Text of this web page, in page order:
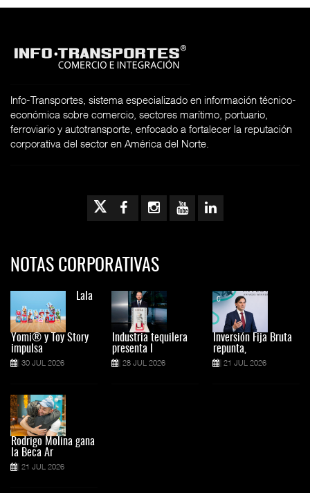
Info-Transportes, sistema especializado en información técnico-
económica sobre comercio, sectores marítimo, portuario,
ferroviario y autotransporte, enfocado a fortalecer la reputación
corporativa del sector en América del Norte.
NOTAS CORPORATIVAS
Lala
Yomi® y Toy Story
impulsa
30 JUL 2026
Rodrigo Molina gana
la Beca Ar
21 JUL 2026
Industria tequilera
presenta l
28 JUL 2026
Inversión Fija Bruta
repunta,
21 JUL 2026